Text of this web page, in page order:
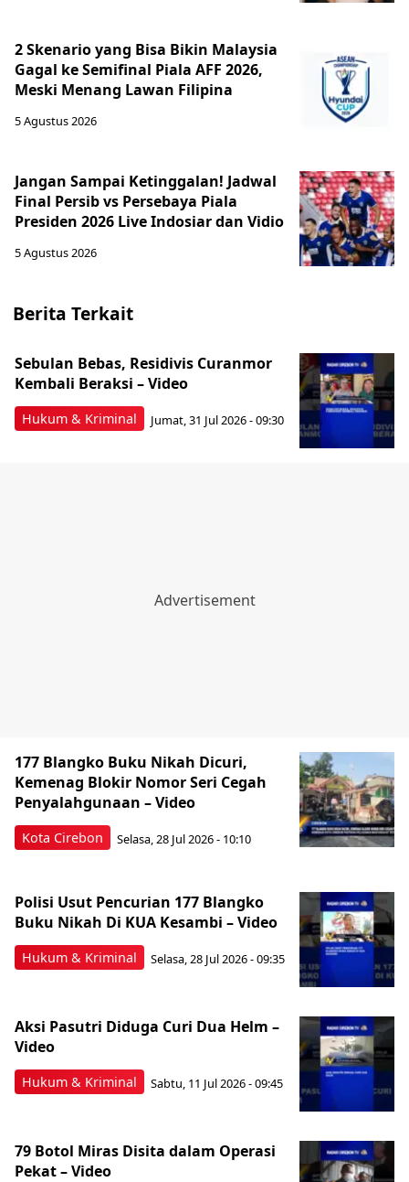
2 Skenario yang Bisa Bikin Malaysia
Gagal ke Semifinal Piala AFF 2026,
Meski Menang Lawan Filipina
5 Agustus 2026
Jangan Sampai Ketinggalan! Jadwal
Final Persib vs Persebaya Piala
Presiden 2026 Live Indosiar dan Vidio
5 Agustus 2026
Berita Terkait
Hukum & Kriminal
Sebulan Bebas, Residivis Curanmor
Kembali Beraksi – Video
Jumat, 31 Jul 2026 - 09:30
Kota Cirebon
177 Blangko Buku Nikah Dicuri,
Kemenag Blokir Nomor Seri Cegah
Penyalahgunaan – Video
Selasa, 28 Jul 2026 - 10:10
Hukum & Kriminal
Polisi Usut Pencurian 177 Blangko
Buku Nikah Di KUA Kesambi – Video
Selasa, 28 Jul 2026 - 09:35
Hukum & Kriminal
Aksi Pasutri Diduga Curi Dua Helm –
Video
Sabtu, 11 Jul 2026 - 09:45
79 Botol Miras Disita dalam Operasi
Pekat – Video